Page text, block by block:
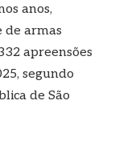
anos,
de armas
apreensões
segundo
de São